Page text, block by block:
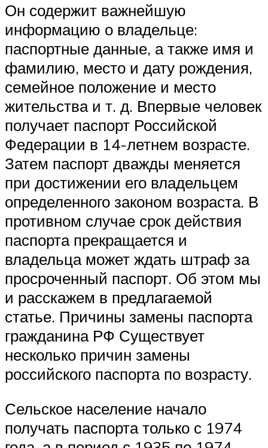
Он содержит важнейшую
информацию о владельце:
паспортные данные, а также имя и
фамилию, место и дату рождения,
семейное положение и место
жительства и т. д. Впервые человек
получает паспорт Российской
Федерации в 14-летнем возрасте.
Затем паспорт дважды меняется
при достижении его владельцем
определенного законом возраста. В
противном случае срок действия
паспорта прекращается и
владельца может ждать штраф за
просроченный паспорт. Об этом мы
и расскажем в предлагаемой
статье. Причины замены паспорта
гражданина РФ Существует
несколько причин замены
российского паспорта по возрасту.
Сельское население начало
получать паспорта только с 1974